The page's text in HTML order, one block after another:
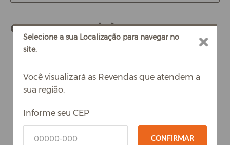
Compre também
Você visualizará as Revendas que atendem a
sua região.
Informe seu CEP
CONFIRMAR
Selecione a sua Localização para navegar no
site.